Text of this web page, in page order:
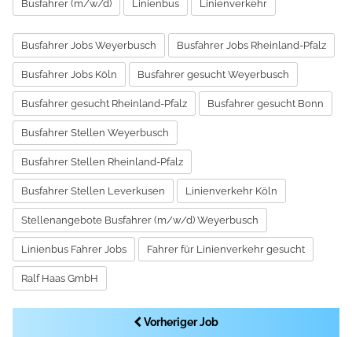
Busfahrer (m/w/d) Linienbus Linienverkehr
Busfahrer Jobs Weyerbusch Busfahrer Jobs Rheinland-Pfalz
Busfahrer Jobs Köln Busfahrer gesucht Weyerbusch
Busfahrer gesucht Rheinland-Pfalz Busfahrer gesucht Bonn
Busfahrer Stellen Weyerbusch
Busfahrer Stellen Rheinland-Pfalz
Busfahrer Stellen Leverkusen Linienverkehr Köln
Stellenangebote Busfahrer (m/w/d) Weyerbusch
Linienbus Fahrer Jobs Fahrer für Linienverkehr gesucht
Ralf Haas GmbH
Vorheriger Job